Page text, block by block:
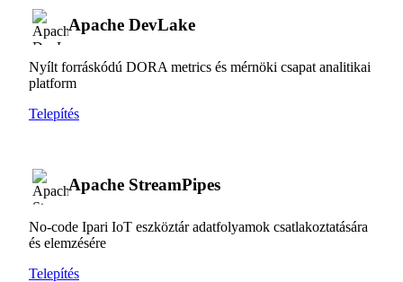
Apache DevLake
Nyílt forráskódú DORA metrics és mérnöki csapat analitikai
platform
Telepítés
Apache StreamPipes
No-code Ipari IoT eszköztár adatfolyamok csatlakoztatására
és elemzésére
Telepítés